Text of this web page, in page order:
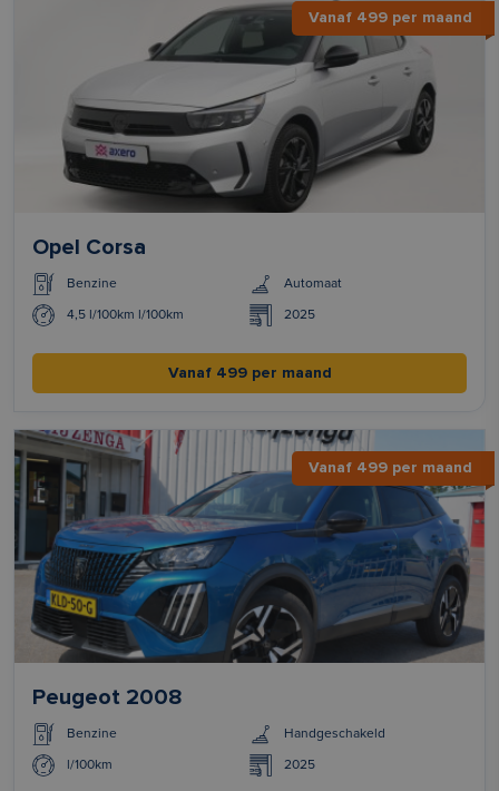
Vanaf 499 per maand
Opel Corsa
Benzine Automaat
4,5 l/100km l/100km 2025
Vanaf 499 per maand
Vanaf 499 per maand
Peugeot 2008
Benzine Handgeschakeld
l/100km 2025